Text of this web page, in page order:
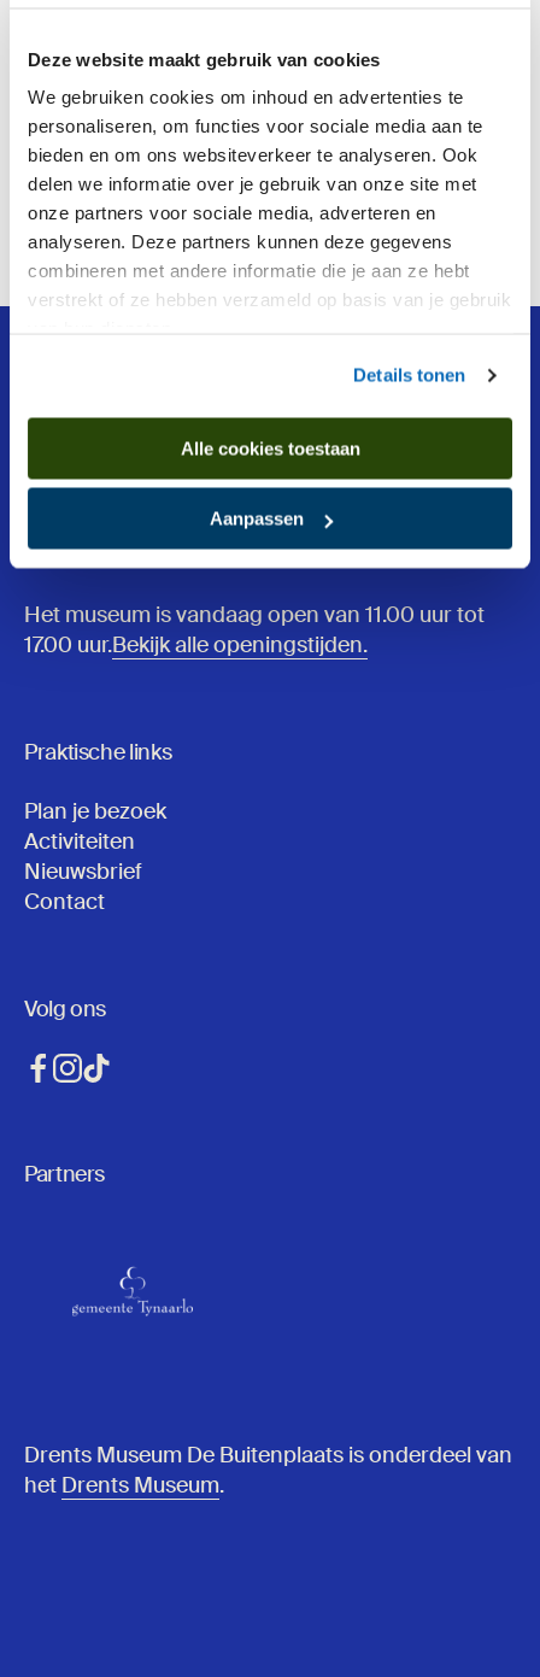
Deze website maakt gebruik van cookies
We gebruiken cookies om inhoud en advertenties te
personaliseren, om functies voor sociale media aan te
bieden en om ons websiteverkeer te analyseren. Ook
delen we informatie over je gebruik van onze site met
onze partners voor sociale media, adverteren en
analyseren. Deze partners kunnen deze gegevens
combineren met andere informatie die je aan ze hebt
verstrekt of ze hebben verzameld op basis van je gebruik
Details tonen
Alle cookies toestaan
Aanpassen
Ontdek de voordelen en meld je aan
Ontdek de voordelen en meld je aan
Home DMDB Vrienden
Hoofdweg 76, 9761 EK Eelde
Openingstijden
Het museum is vandaag open van 11.00 uur tot
17.00 uur.Bekijk alle openingstijden.
Praktische links
Plan je bezoek
Activiteiten
Nieuwsbrief
Contact
Volg ons
Partners
Drents Museum De Buitenplaats is onderdeel van
het Drents Museum.